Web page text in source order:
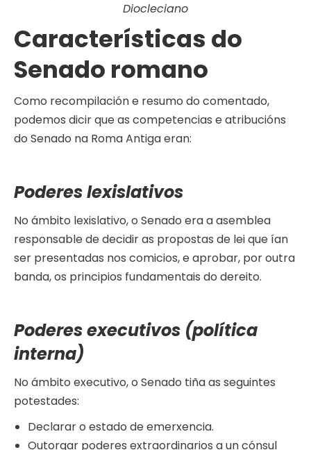
Diocleciano
Características do
Senado romano
Como recompilación e resumo do comentado,
podemos dicir que as competencias e atribucións
do Senado na Roma Antiga eran:
Poderes lexislativos
No ámbito lexislativo, o Senado era a asemblea
responsable de decidir as propostas de lei que ían
ser presentadas nos comicios, e aprobar, por outra
banda, os principios fundamentais do dereito.
Poderes executivos (política
interna)
No ámbito executivo, o Senado tiña as seguintes
potestades:
Declarar o estado de emerxencia.
Outorgar poderes extraordinarios a un cónsul